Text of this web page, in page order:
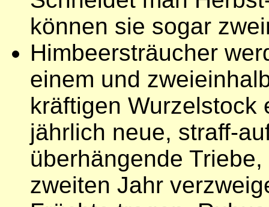
können sie sogar
Himbeersträucher
einem und
kräftigen Wurzelstock
jährlich neue, straff-
überhängende
zweiten Jahr